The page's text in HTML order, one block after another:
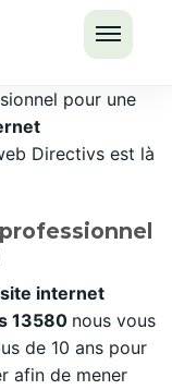
LE
MENU
pour une
Directivs est là
internet
13580 nous vous
de 10 ans pour
afin de mener